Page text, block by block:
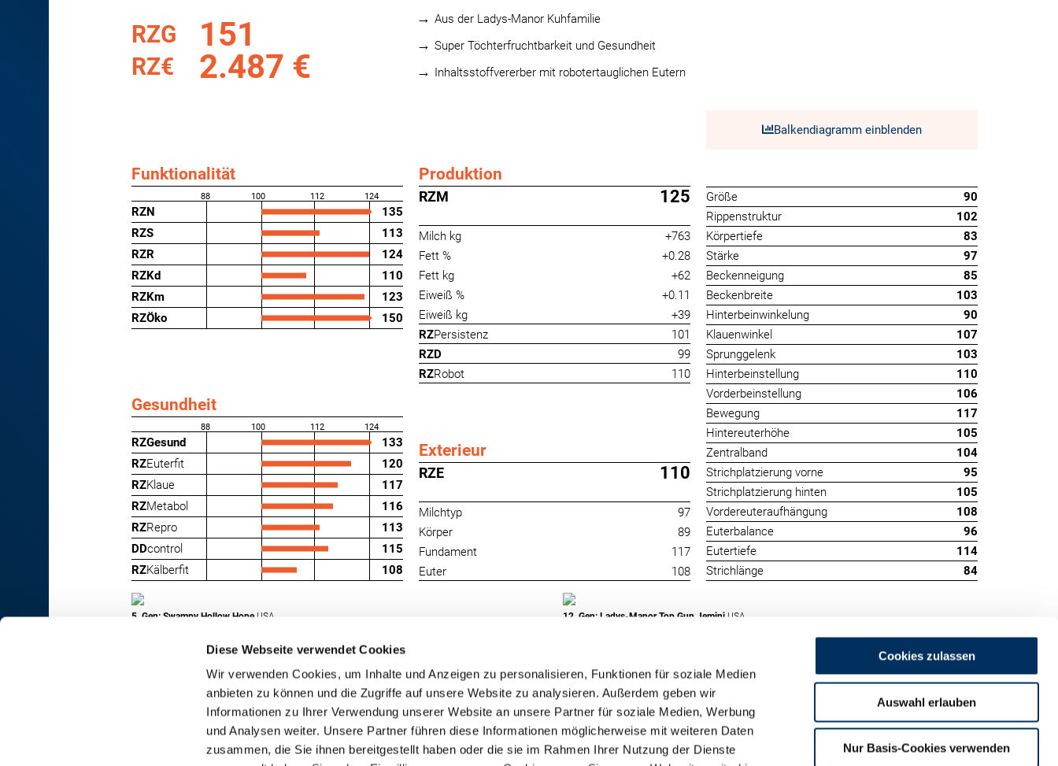
Diese Webseite verwendet Cookies
Wir verwenden Cookies, um Inhalte und Anzeigen zu personalisieren, Funktionen für soziale Medien
anbieten zu können und die Zugriffe auf unsere Website zu analysieren. Außerdem geben wir
Informationen zu Ihrer Verwendung unserer Website an unsere Partner für soziale Medien, Werbung
und Analysen weiter. Unsere Partner führen diese Informationen möglicherweise mit weiteren Daten
zusammen, die Sie ihnen bereitgestellt haben oder die sie im Rahmen Ihrer Nutzung der Dienste
Cookies zulassen
Auswahl erlauben
Nur Basis-Cookies verwenden
RZG 151
RZ€ 2.487 €
Aus der Ladys-Manor Kuhfamilie
Super Töchterfruchtbarkeit und Gesundheit
Inhaltsstoffvererber mit robotertauglichen Eutern
Balkendiagramm einblenden
Funktionalität
88 100 112 124
RZN
135
RZS
113
RZR
124
RZKd
110
RZKm
123
RZÖko
150
Gesundheit
88 100 112 124
RZGesund
133
RZEuterfit
120
RZKlaue
117
RZMetabol
116
RZRepro
113
DDcontrol
115
RZKälberfit 108
Produktion
RZM 125
Milch kg
+763
Fett %
+0.28
Fett kg
+62
Eiweiß %
+0.11
Eiweiß kg
+39
RZPersistenz
101
RZD
99
RZRobot 110
Exterieur
RZE 110
Milchtyp
97
Körper
89
Fundament
117
Euter
108
Größe
90
Rippenstruktur
102
Körpertiefe
83
Stärke
97
Beckenneigung
85
Beckenbreite
103
Hinterbeinwinkelung
90
Klauenwinkel
107
Sprunggelenk
103
Hinterbeinstellung
110
Vorderbeinstellung
106
Bewegung
117
Hintereuterhöhe
105
Zentralband
104
Strichplatzierung vorne
95
Strichplatzierung hinten
105
Vordereuteraufhängung
108
Euterbalance
96
Eutertiefe
114
Strichlänge
84
5. Gen: Swampy Hollow HopeUSA 12. Gen: Ladys-Manor Top Gun Jemini USA
RINDER-UNION WEST eG
RUW-Zentrale Münster
RUW-Regionalzentrum
Nordrhein
RUW-Regionalzentrum
Rheinland-Pfalz/Saarland